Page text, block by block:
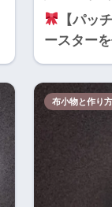
【パッ
ースター
布小物と作り方